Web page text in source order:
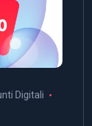
Digitali